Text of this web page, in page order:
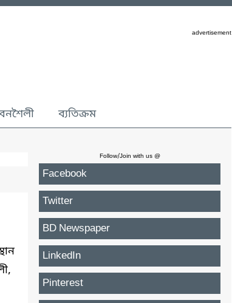
advertisement
ব্যতিক্রম
Follow/Join with us @
Facebook
Twitter
BD Newspaper
LinkedIn
Pinterest